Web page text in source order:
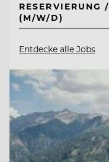
RESERVIERUNG
(M/W/D)
Entdecke alle Jobs